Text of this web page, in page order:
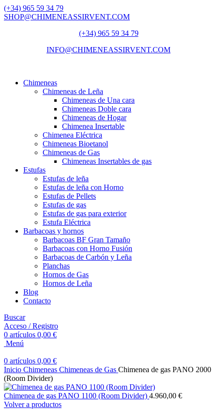
(+34) 965 59 34 79
SHOP@CHIMENEASSIRVENT.COM
(+34) 965 59 34 79
INFO@CHIMENEASSIRVENT.COM
Chimeneas
Chimeneas de Leña
Chimeneas de Una cara
Chimeneas Doble cara
Chimeneas de Hogar
Chimenea Insertable
Chimenea Eléctrica
Chimeneas Bioetanol
Chimeneas de Gas
Chimeneas Insertables de gas
Estufas
Estufas de leña
Estufas de leña con Horno
Estufas de Pellets
Estufas de gas
Estufas de gas para exterior
Estufa Eléctrica
Barbacoas y hornos
Barbacoas BF Gran Tamaño
Barbacoas con Horno Fusión
Barbacoas de Carbón y Leña
Planchas
Hornos de Gas
Hornos de Leña
Blog
Contacto
Buscar
Acceso / Registro
0 artículos 0,00 €
Menú
0 artículos 0,00 €
Inicio Chimeneas Chimeneas de Gas Chimenea de gas PANO 2000
(Room Divider)
Chimenea de gas PANO 1100 (Room Divider) 4.960,00 €
Volver a productos